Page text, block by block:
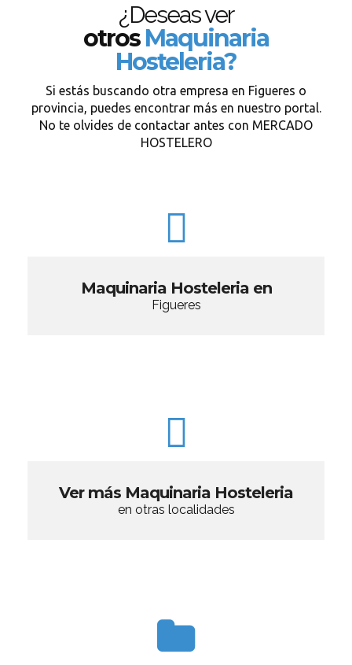
¿Deseas ver
otrosMaquinaria
Hosteleria?
Si estás buscando otra empresa en Figueres o
provincia, puedes encontrar más en nuestro portal.
No te olvides de contactar antes con MERCADO
HOSTELERO
Maquinaria Hosteleria en
Figueres
Ver más Maquinaria Hosteleria
en otras localidades